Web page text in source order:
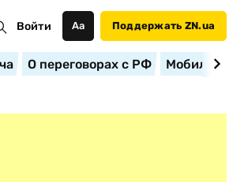
Войти Аа Поддержать ZN.ua
О переговорах с РФ